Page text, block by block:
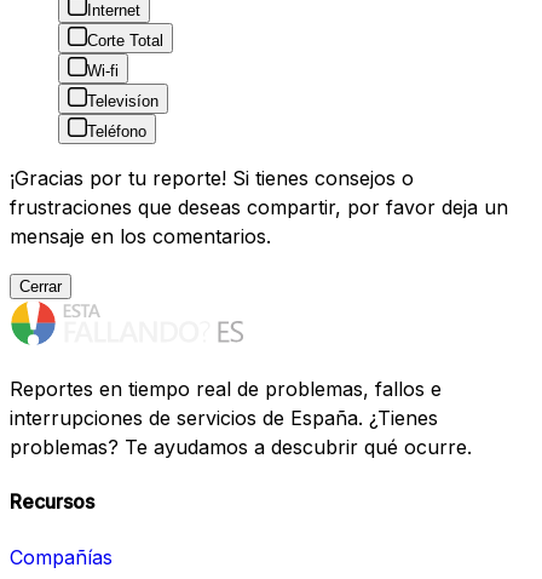
Internet
Corte Total
Wi-fi
Televisíon
Teléfono
¡Gracias por tu reporte! Si tienes consejos o
frustraciones que deseas compartir, por favor deja un
mensaje en los comentarios.
Cerrar
Reportes en tiempo real de problemas, fallos e
interrupciones de servicios de España. ¿Tienes
problemas? Te ayudamos a descubrir qué ocurre.
Recursos
Compañías